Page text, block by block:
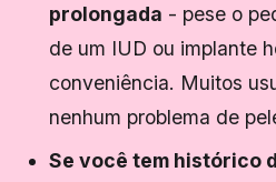
prolongada - pese o
de um IUD ou implante
conveniência. Muitos
nenhum problema de
Se você tem histórico